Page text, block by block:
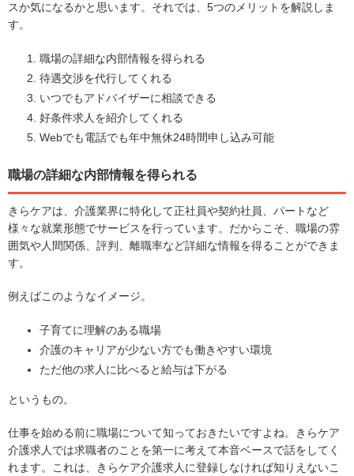
スか気になるかと思います。それでは、5つのメリットを解説しま
す。
職場の詳細な内部情報を得られる
待遇交渉を代行してくれる
いつでもアドバイザーに相談できる
好条件求人を紹介してくれる
Webでも電話でも年中無休24時間申し込み可能
職場の詳細な内部情報を得られる
きらケアは、介護業界に特化して正社員や契約社員、パートなど
様々な就業形態でサービスを行っています。だからこそ、職場の雰
囲気や人間関係、評判、離職率など詳細な情報を得ることができま
す。
例えばこのようなイメージ。
子育てに理解のある職場
介護のキャリアが少ない方でも働きやすい環境
ただ他の求人に比べると給与は下がる
というもの。
仕事を始める前に職場について知っておきたいですよね。きらケア
介護求人では求職者のことを第一に考えて本音ベースで話をしてく
れます。これは、きらケア介護求人に登録しなければ知りえないこ